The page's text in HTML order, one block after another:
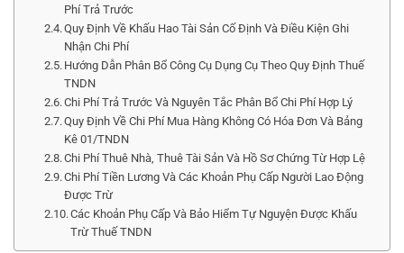
Phí Trả Trước
Quy Định Về Khấu Hao Tài Sản Cố Định Và Điều Kiện Ghi
Nhận Chi Phí
Hướng Dẫn Phân Bổ Công Cụ Dụng Cụ Theo Quy Định Thuế
TNDN
Chi Phí Trả Trước Và Nguyên Tắc Phân Bổ Chi Phí Hợp Lý
Quy Định Về Chi Phí Mua Hàng Không Có Hóa Đơn Và Bảng
Kê 01/TNDN
Chi Phí Thuê Nhà, Thuê Tài Sản Và Hồ Sơ Chứng Từ Hợp Lệ
Chi Phí Tiền Lương Và Các Khoản Phụ Cấp Người Lao Động
Được Trừ
Các Khoản Phụ Cấp Và Bảo Hiểm Tự Nguyện Được Khấu
Trừ Thuế TNDN